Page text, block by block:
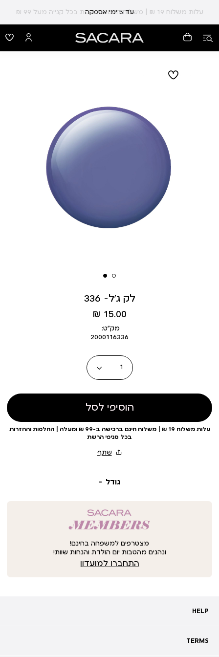
עלות משלוח 19 ₪ | משלוח חינם עד הבית בכל קנייה מעל 99 ₪ עד 5 ימי אספקה
לק ג’ל- 336
מחיר
מוצר
15.00 ₪
מק״ט:
2000116336
כמות
הוסיפי לסל
עלות משלוח 19 ₪ | משלוח חינם ברכישה ב-99 ₪ ומעלה | החלפות והחזרות
בכל סניפי הרשת
גודל
מצטרפים למשפחה בחינם!
ונהנים מהטבות יום הולדת והנחות שוות!
התחברו למועדון
HELP
HELP
שאלות ותשובות
TERMS
TERMS